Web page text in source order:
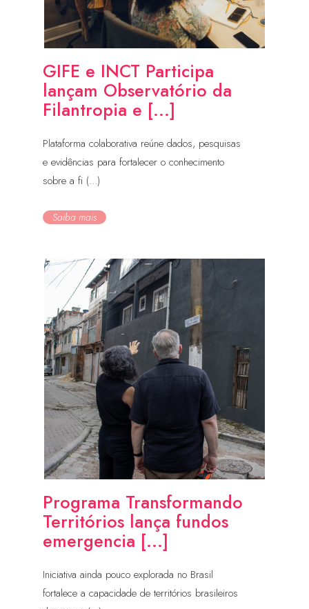
GIFE e INCT Participa
lançam Observatório da
Filantropia e [...]
Plataforma colaborativa reúne dados, pesquisas
e evidências para fortalecer o conhecimento
sobre a fi (...)
Saiba mais
Programa Transformando
Territórios lança fundos
emergencia [...]
Iniciativa ainda pouco explorada no Brasil
fortalece a capacidade de territórios brasileiros